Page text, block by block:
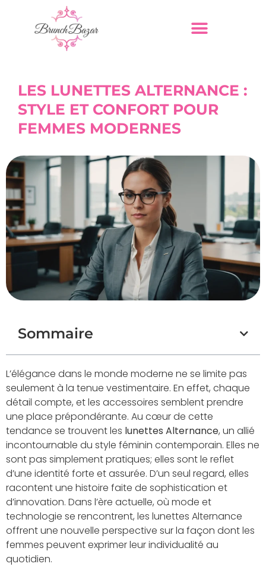
LES LUNETTES ALTERNANCE :
STYLE ET CONFORT POUR
FEMMES MODERNES
Sommaire
L’élégance dans le monde moderne ne se limite pas
seulement à la tenue vestimentaire. En effet, chaque
détail compte, et les accessoires semblent prendre
une place prépondérante. Au cœur de cette
tendance se trouvent les lunettes Alternance, un allié
incontournable du style féminin contemporain. Elles ne
sont pas simplement pratiques; elles sont le reflet
d’une identité forte et assurée. D’un seul regard, elles
racontent une histoire faite de sophistication et
d’innovation. Dans l’ère actuelle, où mode et
technologie se rencontrent, les lunettes Alternance
offrent une nouvelle perspective sur la façon dont les
femmes peuvent exprimer leur individualité au
quotidien.